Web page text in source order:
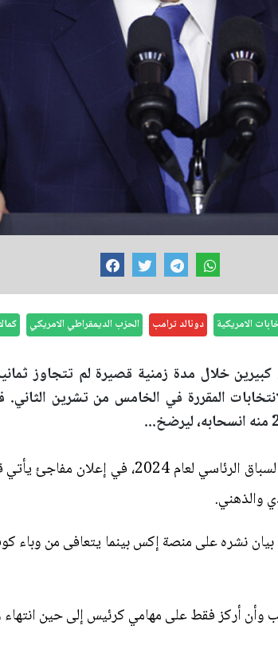
الامريكية دونالد ترامب الحزب الديمقراطي الامريكي
خلال مدة زمنية قصيرة لم تتجاوز
المقررة في الخامس من تشرين
أعلن الرئيس الأميركي جو بايدن الأحد انسحابه من
والذهني.
البالغ من العمر 81 عاما في بيان نشره على منصة إكس
أركز فقط على مهامي كرئيس إلى حين انتهاء